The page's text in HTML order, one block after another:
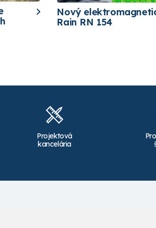
Nový
Rain RN 154
Projektová
kancelária